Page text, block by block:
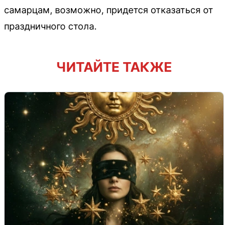
самарцам, возможно, придется отказаться от
праздничного стола.
ЧИТАЙТЕ ТАКЖЕ